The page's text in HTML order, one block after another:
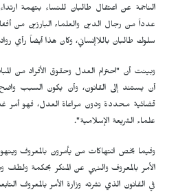
الناجمة عن اعتقال طالبان للنساء بتهمة
عدداً من رجال الدين والعلماء البارزين من
سلوك طالبان باللاإنساني، وكان هذا أيضاً رأي
وبينت أن "احترام العدل وحقوق الأفراد من
أن يستند إلى القانون، وأن يكون السبب
قضائية محددة ودون مراعاة العدل، فهو أمر
علماء الشريعة الإسلامية".
وفيما يخص انتهاكات من يأمرون بالمعروف
الأمر بالمعروف والنهي عن المنكر بحكمة
في القانون الذي نشرته وزارة الأمر بالمعروف